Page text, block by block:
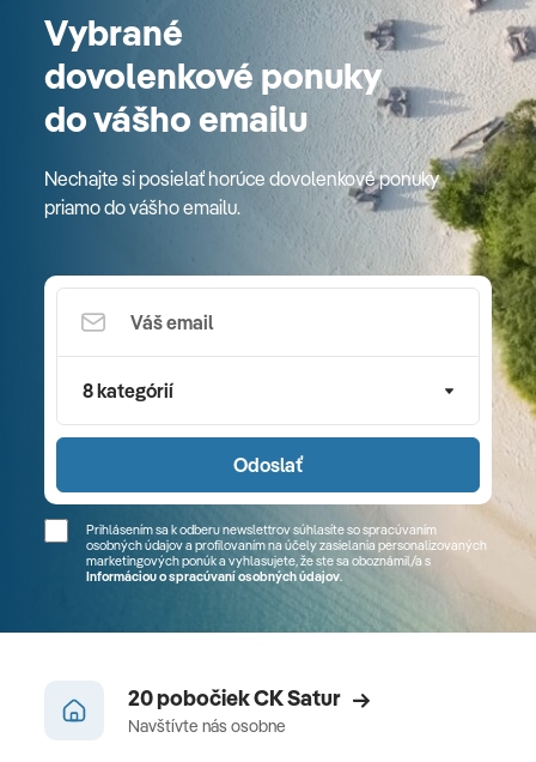
Vybrané
dovolenkové ponuky
do vášho emailu
Nechajte si posielať horúce dovolenkové ponuky
priamo do vášho emailu.
8 kategórií
Odoslať
Prihlásením sa k odberu newslettrov súhlasíte so spracúvaním
osobných údajov a profilovaním na účely zasielania personalizovaných
marketingových ponúk a vyhlasujete, že ste sa oboznámil/a s
Informáciou o spracúvaní osobných údajov.
20 pobočiek CK Satur
Navštívte nás osobne